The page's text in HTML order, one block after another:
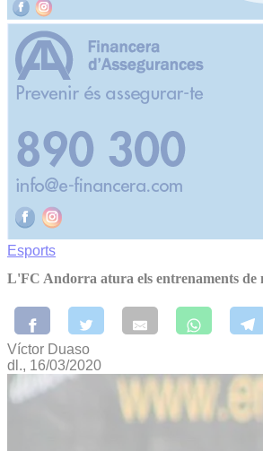
Esports
L'FC Andorra atura els entrenaments de
Víctor Duaso
dl., 16/03/2020